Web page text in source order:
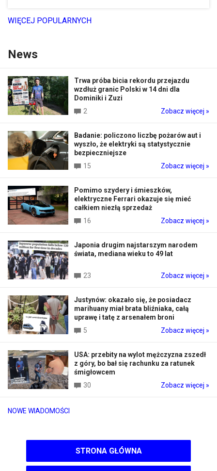
WIĘCEJ POPULARNYCH
News
NOWE WIADOMOŚCI
Trwa próba bicia rekordu przejazdu
wzdłuż granic Polski w 14 dni dla
Dominiki i Zuzi
2
Zobacz więcej »
Badanie: policzono liczbę pożarów aut i
wyszło, że elektryki są statystycznie
bezpieczniejsze
15
Zobacz więcej »
Pomimo szydery i śmieszków,
elektryczne Ferrari okazuje się mieć
całkiem niezłą sprzedaż
16
Zobacz więcej »
Japonia drugim najstarszym narodem
świata, mediana wieku to 49 lat
23 Zobacz więcej »
Justynów: okazało się, że posiadacz
marihuany miał brata bliźniaka, całą
uprawę i tatę z arsenałem broni
5
Zobacz więcej »
USA: przebity na wylot mężczyzna zszedł
z góry, bo bał się rachunku za ratunek
śmigłowcem
30
Zobacz więcej »
STRONA GŁÓWNA